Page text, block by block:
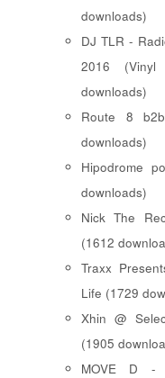
downloads)
DJ TLR -
2016
downloads)
Route 8
downloads)
Hipodrome
downloads)
Nick The
(1612
Traxx
Life (1729
Xhin @
(1905
MOVE D -